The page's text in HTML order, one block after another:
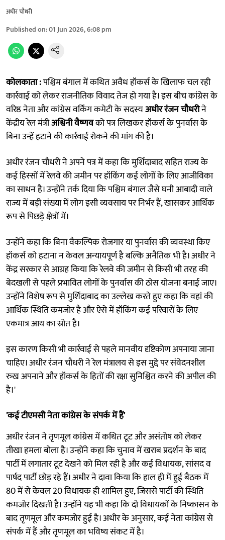
अधीर चौधरी
Published on:01 Jun 2026, 6:08 pm
कोलकाता :पश्चिम बंगाल में कथित अवैध हॉकर्स के खिलाफ चल रही
कार्रवाई को लेकर राजनीतिक विवाद तेज हो गया है। इस बीच कांग्रेस के
वरिष्ठ नेता और कांग्रेस वर्किंग कमेटी के सदस्यअधीर रंजन चौधरीने
केंद्रीय रेल मंत्रीअश्विनी वैष्णवको पत्र लिखकर हॉकर्स के पुनर्वास के
बिना उन्हें हटाने की कार्रवाई रोकने की मांग की है।
अधीर रंजन चौधरी ने अपने पत्र में कहा कि मुर्शिदाबाद सहित राज्य के
कई हिस्सों में रेलवे की जमीन पर हॉकिंग कई लोगों के लिए आजीविका
का साधन है। उन्होंने तर्क दिया कि पश्चिम बंगाल जैसे घनी आबादी वाले
राज्य में बड़ी संख्या में लोग इसी व्यवसाय पर निर्भर हैं, खासकर आर्थिक
रूप से पिछड़े क्षेत्रों में।
उन्होंने कहा कि बिना वैकल्पिक रोजगार या पुनर्वास की व्यवस्था किए
हॉकर्स को हटाना न केवल अन्यायपूर्ण है बल्कि अनैतिक भी है। अधीर ने
केंद्र सरकार से आग्रह किया कि रेलवे की जमीन से किसी भी तरह की
बेदखली से पहले प्रभावित लोगों के पुनर्वास की ठोस योजना बनाई जाए।
उन्होंने विशेष रूप से मुर्शिदाबाद का उल्लेख करते हुए कहा कि वहां की
आर्थिक स्थिति कमजोर है और ऐसे में हॉकिंग कई परिवारों के लिए
एकमात्र आय का स्रोत है।
इस कारण किसी भी कार्रवाई से पहले मानवीय दृष्टिकोण अपनाया जाना
चाहिए। अधीर रंजन चौधरी ने रेल मंत्रालय से इस मुद्दे पर संवेदनशील
रुख अपनाने और हॉकर्स के हितों की रक्षा सुनिश्चित करने की अपील की
है।'
'कई टीएमसी नेता कांग्रेस के संपर्क में हैं'
अधीर रंजन ने तृणमूल कांग्रेस में कथित टूट और असंतोष को लेकर
तीखा हमला बोला है। उन्होंने कहा कि चुनाव में खराब प्रदर्शन के बाद
पार्टी में लगातार टूट देखने को मिल रही है और कई विधायक, सांसद व
पार्षद पार्टी छोड़ रहे हैं। अधीर ने दावा किया कि हाल ही में हुई बैठक में
80 में से केवल 20 विधायक ही शामिल हुए, जिससे पार्टी की स्थिति
कमजोर दिखती है। उन्होंने यह भी कहा कि दो विधायकों के निष्कासन के
बाद तृणमूल और कमजोर हुई है। अधीर के अनुसार, कई नेता कांग्रेस से
संपर्क में हैं और तृणमूल का भविष्य संकट में है।